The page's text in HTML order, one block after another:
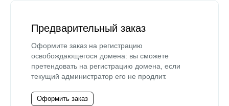
Предварительный заказ
Оформите заказ на регистрацию
освобождающегося домена: вы сможете
претендовать на регистрацию домена, если
текущий администратор его не продлит.
Оформить заказ